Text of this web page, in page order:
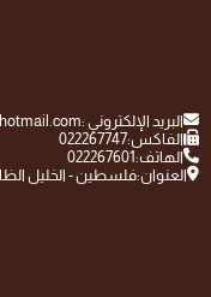
البريد الإلكتروني :
الفاكس:022267747
الهاتف:022267601
العنوان:فلسطين - الخليل